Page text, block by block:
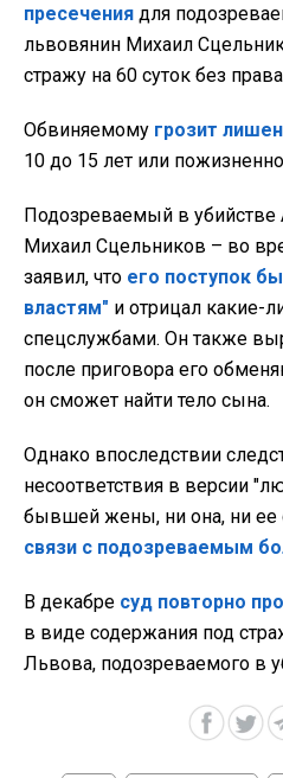
пресечения для
львовянин Михаил
стражу на 60 суток без
Обвиняемому грозит
10 до 15 лет или
Подозреваемый в убийстве
Михаил Сцельников – во
заявил, что его поступок
властям" и отрицал какие-
спецслужбами. Он также
после приговора его
он сможет найти тело сына.
Однако впоследствии
несоответствия в версии
бывшей жены, ни она, ни ее
связи с подозреваемым
В декабре суд повторно
в виде содержания под
Львова, подозреваемого в